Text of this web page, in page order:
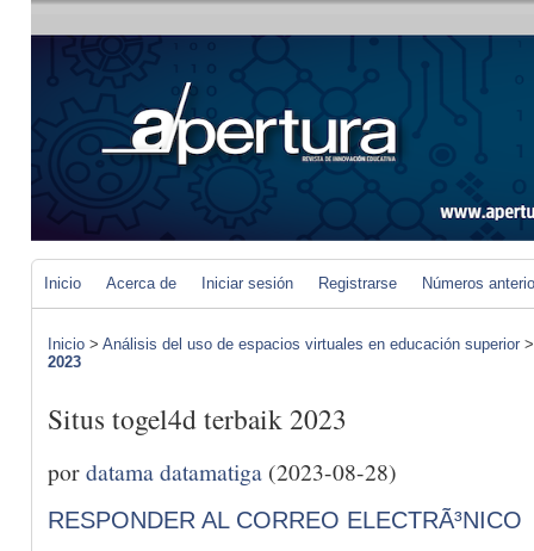
Inicio Acerca de Iniciar sesión Registrarse Números
Inicio > Análisis del uso de espacios virtuales en educación superior
2023
Situs togel4d terbaik 2023
pordatama datamatiga (2023-08-28)
RESPONDER AL CORREO ELECTRÃ³NICO